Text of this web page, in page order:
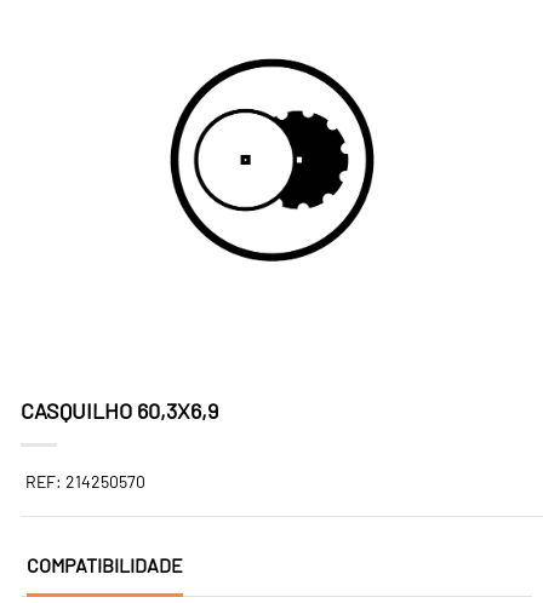
CASQUILHO 60,3X6,9
REF: 214250570
COMPATIBILIDADE